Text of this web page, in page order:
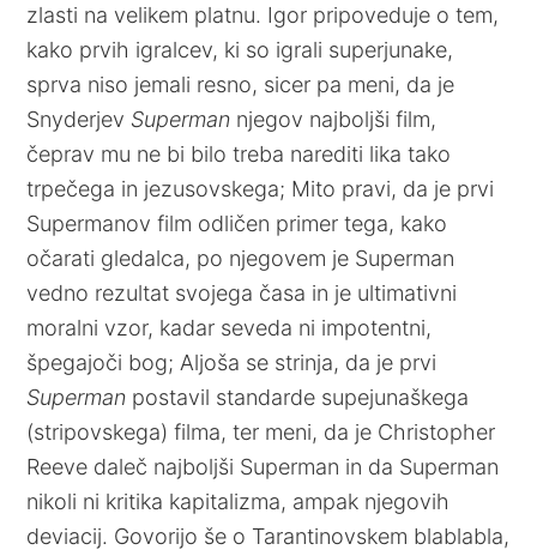
zlasti na velikem platnu. Igor pripoveduje o tem,
kako prvih igralcev, ki so igrali superjunake,
sprva niso jemali resno, sicer pa meni, da je
Snyderjev Superman njegov najboljši film,
čeprav mu ne bi bilo treba narediti lika tako
trpečega in jezusovskega; Mito pravi, da je prvi
Supermanov film odličen primer tega, kako
očarati gledalca, po njegovem je Superman
vedno rezultat svojega časa in je ultimativni
moralni vzor, kadar seveda ni impotentni,
špegajoči bog; Aljoša se strinja, da je prvi
Superman postavil standarde supejunaškega
(stripovskega) filma, ter meni, da je Christopher
Reeve daleč najboljši Superman in da Superman
nikoli ni kritika kapitalizma, ampak njegovih
deviacij. Govorijo še o Tarantinovskem blablabla,